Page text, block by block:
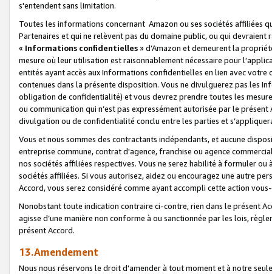
s'entendent sans limitation.
Toutes les informations concernant Amazon ou ses sociétés affiliées
Partenaires et qui ne relèvent pas du domaine public, ou qui
« Informations confidentielles» d’Amazon et demeurent la
mesure où leur utilisation est raisonnablement nécessaire pour
entités ayant accès aux Informations confidentielles en lien avec
contenues dans la présente disposition. Vous ne divulguerez pas les
obligation de confidentialité) et vous devrez prendre toutes les
ou communication qui n’est pas expressément autorisée par le
divulgation ou de confidentialité conclu entre les parties et
Vous et nous sommes des contractants indépendants, et aucune
entreprise commune, contrat d'agence, franchise ou agence
nos sociétés affiliées respectives. Vous ne serez habilité à formuler
sociétés affiliées. Si vous autorisez, aidez ou encouragez une autre
Accord, vous serez considéré comme ayant accompli cette action
Nonobstant toute indication contraire ci-contre, rien dans le présent
agisse d’une manière non conforme à ou sanctionnée par les lois,
présent Accord.
13.Amendement
Nous nous réservons le droit d'amender à tout moment et à notre